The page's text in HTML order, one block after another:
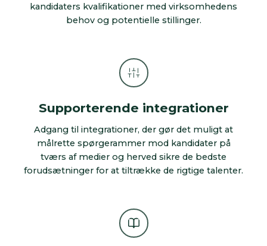
kandidaters kvalifikationer med virksomhedens
behov og potentielle stillinger.
Supporterende integrationer
Adgang til integrationer, der gør det muligt at
målrette spørgerammer mod kandidater på
tværs af medier og herved sikre de bedste
forudsætninger for at tiltrække de rigtige talenter.